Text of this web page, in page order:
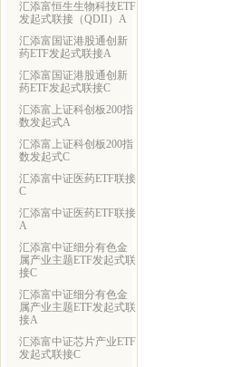
汇添富恒生生物科技ETF
发起式联接（QDII）A
汇添富国证港股通创新
药ETF发起式联接A
汇添富国证港股通创新
药ETF发起式联接C
汇添富上证科创板200指
数发起式A
汇添富上证科创板200指
数发起式C
汇添富中证医药ETF联接
C
汇添富中证医药ETF联接
A
汇添富中证细分有色金
属产业主题ETF发起式联
接C
汇添富中证细分有色金
属产业主题ETF发起式联
接A
汇添富中证芯片产业ETF
发起式联接C